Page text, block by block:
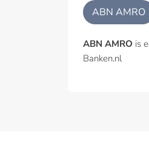
ABN AMRO
ABN AMRO is
Banken.nl
Woningmarkt koelt
verder af nu hogere